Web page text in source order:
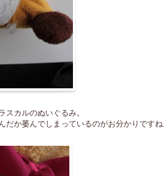
カルのぬいぐるみ。
だか萎んでしまっているのがお分かりですね